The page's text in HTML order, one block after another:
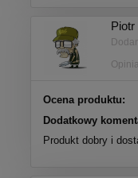
Piotr
Ocena produktu:
Dodatkowy
Produkt dobry i